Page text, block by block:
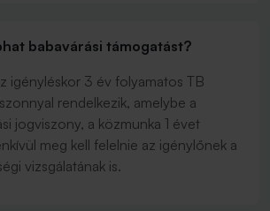
babavárási támogatást?
igényléskor 3 év folyamatos TB
rendelkezik, amelybe a
jogviszony, a közmunka 1 évet
meg kell felelnie az igénylőnek a
vizsgálatának is.